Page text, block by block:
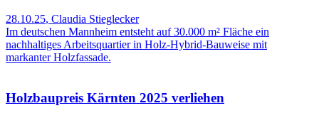
28.10.25, Claudia Stieglecker
Im deutschen Mannheim entsteht auf 30.000 m² Fläche ein
nachhaltiges Arbeitsquartier in Holz-Hybrid-Bauweise mit
markanter Holzfassade.
Holzbaupreis Kärnten 2025 verliehen